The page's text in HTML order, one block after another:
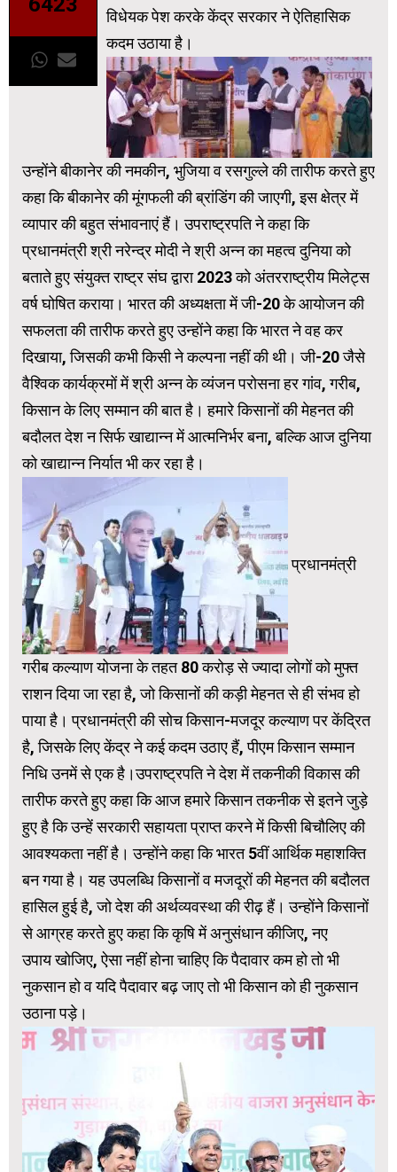
विधेयक पेश करके केंद्र सरकार ने ऐतिहासिक
कदम उठाया है।
उन्होंने बीकानेर की नमकीन, भुजिया व रसगुल्ले की तारीफ करते हुए
कहा कि बीकानेर की मूंगफली की ब्रांडिंग की जाएगी, इस क्षेत्र में
व्यापार की बहुत संभावनाएं हैं। उपराष्ट्रपति ने कहा कि
प्रधानमंत्री श्री नरेन्द्र मोदी ने श्री अन्न का महत्व दुनिया को
बताते हुए संयुक्त राष्ट्र संघ द्वारा 2023 को अंतरराष्ट्रीय मिलेट्स
वर्ष घोषित कराया। भारत की अध्यक्षता में जी-20 के आयोजन की
सफलता की तारीफ करते हुए उन्होंने कहा कि भारत ने वह कर
दिखाया, जिसकी कभी किसी ने कल्पना नहीं की थी। जी-20 जैसे
वैश्विक कार्यक्रमों में श्री अन्न के व्यंजन परोसना हर गांव, गरीब,
किसान के लिए सम्मान की बात है। हमारे किसानों की मेहनत की
बदौलत देश न सिर्फ खाद्यान्न में आत्मनिर्भर बना, बल्कि आज दुनिया
को खाद्यान्न निर्यात भी कर रहा है।
प्रधानमंत्री
गरीब कल्याण योजना के तहत 80 करोड़ से ज्यादा लोगों को मुफ्त
राशन दिया जा रहा है, जो किसानों की कड़ी मेहनत से ही संभव हो
पाया है। प्रधानमंत्री की सोच किसान-मजदूर कल्याण पर केंद्रित
है, जिसके लिए केंद्र ने कई कदम उठाए हैं, पीएम किसान सम्मान
निधि उनमें से एक है।उपराष्ट्रपति ने देश में तकनीकी विकास की
तारीफ करते हुए कहा कि आज हमारे किसान तकनीक से इतने जुड़े
हुए है कि उन्हें सरकारी सहायता प्राप्त करने में किसी बिचौलिए की
आवश्यकता नहीं है। उन्होंने कहा कि भारत 5वीं आर्थिक महाशक्ति
बन गया है। यह उपलब्धि किसानों व मजदूरों की मेहनत की बदौलत
हासिल हुई है, जो देश की अर्थव्यवस्था की रीढ़ हैं। उन्होंने किसानों
से आग्रह करते हुए कहा कि कृषि में अनुसंधान कीजिए, नए
उपाय खोजिए, ऐसा नहीं होना चाहिए कि पैदावार कम हो तो भी
नुकसान हो व यदि पैदावार बढ़ जाए तो भी किसान को ही नुकसान
उठाना पड़े।